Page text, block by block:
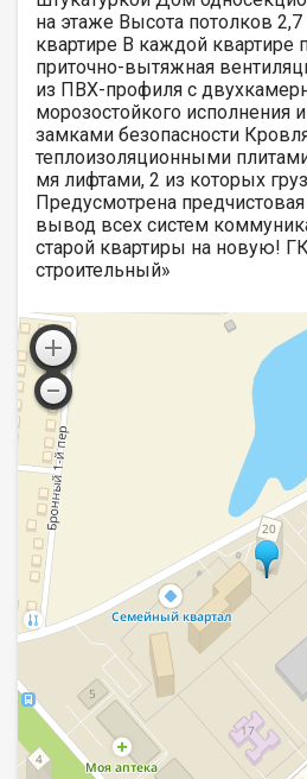
на этаже Высота потолков
квартире В каждой квартире
приточно-вытяжная
из ПВХ-профиля с
морозостойкого исполнения
замками безопасности
теплоизоляционными
мя лифтами, 2 из которых
Предусмотрена
вывод всех систем
старой квартиры на новую!
строительный»